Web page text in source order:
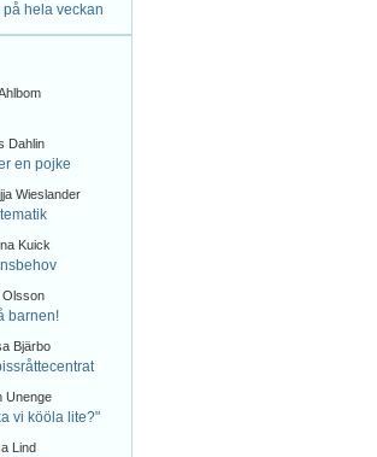
på hela veckan
Dahlin
en pojke
Wieslander
Kuick
Olsson
barnen!
Bjärbo
Unenge
vi kööla lite?"
Lind